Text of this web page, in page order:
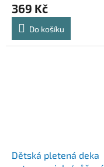
369 Kč
Do košíku
Dětská pletená deka